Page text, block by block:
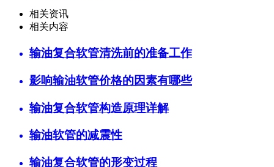
相关资讯
相关内容
输油复合软管清洗前的准备工作
影响输油软管价格的因素有哪些
输油复合软管构造原理详解
输油软管的减震性
输油复合软管的形变过程